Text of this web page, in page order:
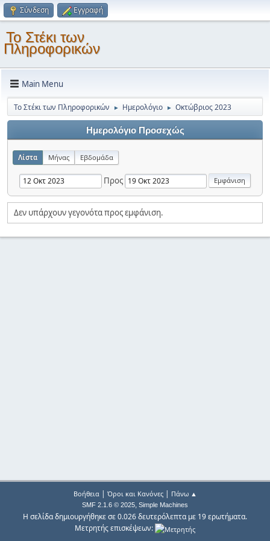
Σύνδεση Εγγραφή
Το Στέκι των
Πληροφορικών
Main Menu
Το Στέκι των Πληροφορικών ► Ημερολόγιο ► Οκτώβριος 2023
Ημερολόγιο Προσεχώς
Λίστα Μήνας Εβδομάδα
Προς
Δεν υπάρχουν γεγονότα προς εμφάνιση.
Βοήθεια| Όροι και Κανόνες| Πάνω ▲
SMF 2.1.6 © 2025, Simple Machines
Η σελίδα δημιουργήθηκε σε 0.026 δευτερόλεπτα με 19 ερωτήματα.
Μετρητής επισκέψεων: